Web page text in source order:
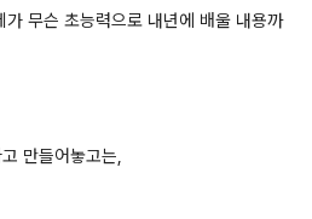
무슨 초능력으로 내년에 배울 내용까
만들어놓고는,